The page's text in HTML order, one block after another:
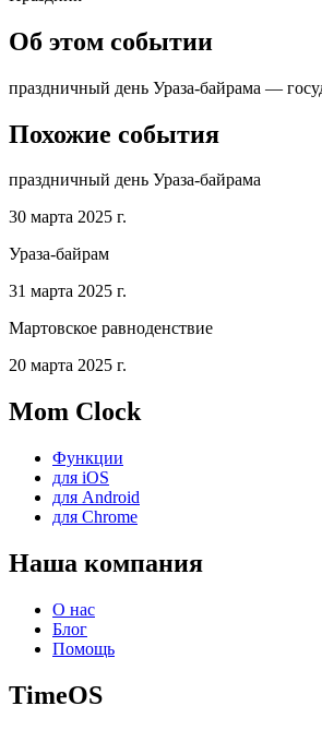
Об этом событии
праздничный день Ураза-байрама —
Похожие события
праздничный день Ураза-байрама
30 марта 2025 г.
Ураза-байрам
31 марта 2025 г.
Мартовское равноденствие
20 марта 2025 г.
Mom Clock
Функции
для iOS
для Android
для Chrome
Наша компания
О нас
Блог
Помощь
TimeOS